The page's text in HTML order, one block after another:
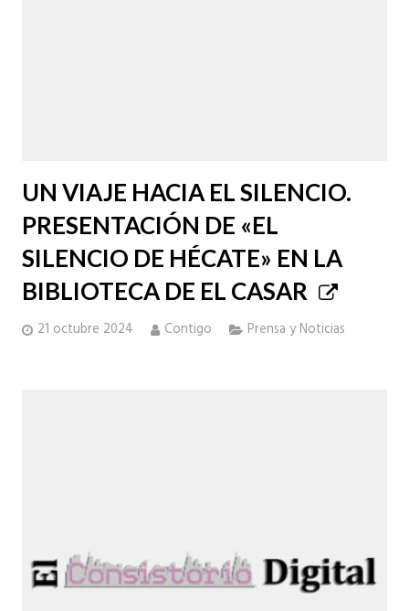
UN VIAJE HACIA EL SILENCIO.
PRESENTACIÓN DE «EL
SILENCIO DE HÉCATE» EN LA
BIBLIOTECA DE EL CASAR
21 octubre 2024 Contigo Prensa y Noticias